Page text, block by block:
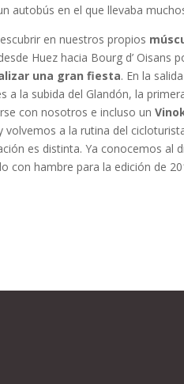
autobús en el que llevaba
en nuestros propios
Huez hacia Bourg d’ Oisans
una gran fiesta. En la
a la subida del Glandón, la
con nosotros e incluso un
volvemos a la rutina del
es distinta. Ya conocemos
con hambre para la edición de